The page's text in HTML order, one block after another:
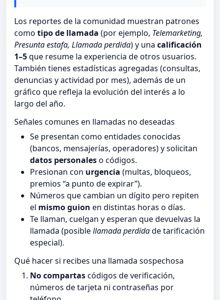
Los reportes de la comunidad muestran patrones
como tipo de llamada (por ejemplo, Telemarketing,
Presunta estafa, Llamada perdida) y una calificación
1–5que resume la experiencia de otros usuarios.
También tienes estadísticas agregadas (consultas,
denuncias y actividad por mes), además de un
gráfico que refleja la evolución del interés a lo
largo del año.
Señales comunes en llamadas no deseadas
Se presentan como entidades conocidas
(bancos, mensajerías, operadores) y solicitan
datos personaleso códigos.
Presionan con urgencia (multas, bloqueos,
premios “a punto de expirar”).
Números que cambian un dígito pero repiten
el mismo guion en distintas horas o días.
Te llaman, cuelgan y esperan que devuelvas la
llamada (posiblellamada perdidade tarificación
especial).
Qué hacer si recibes una llamada sospechosa
No compartascódigos de verificación,
números de tarjeta ni contraseñas por